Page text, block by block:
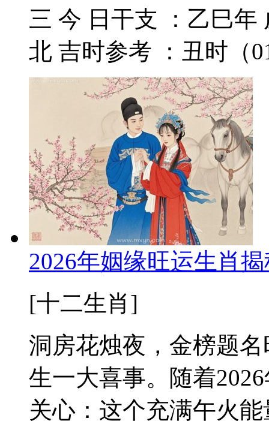
三 今 日干支 ：乙巳年
北 吉时参考 ：丑时（
2026年姻缘旺运生肖
[十二生肖]
洞房花烛夜，金榜题
生一大喜事。随着
关心：这个充满午火